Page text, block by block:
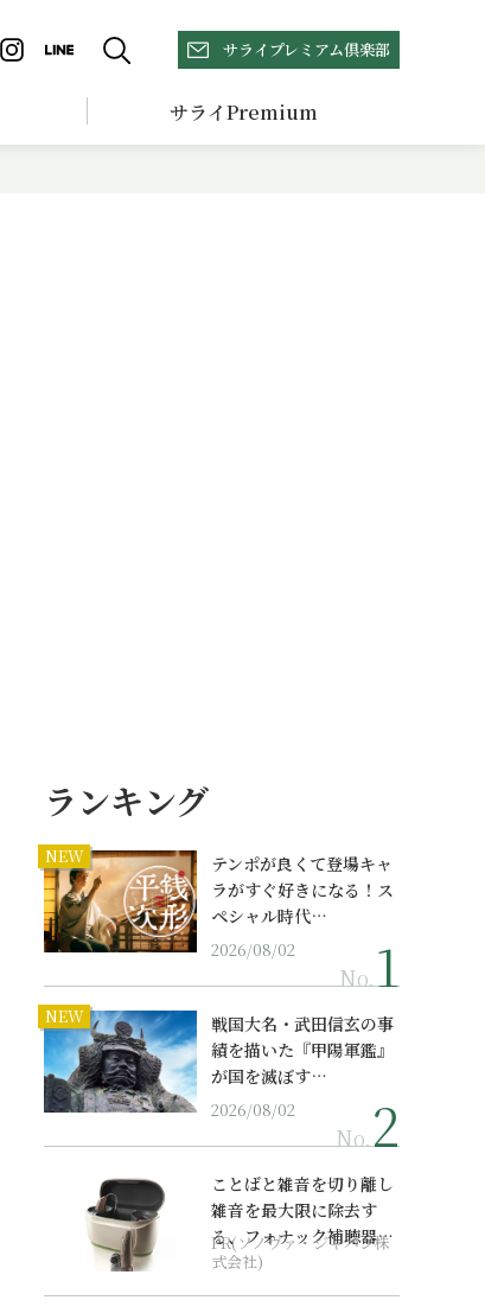
サライプレミアム倶楽部
サライPremium
ランキング
NEW
テンポが良くて登場キャ
ラがすぐ好きになる！ス
ペシャル時代…
2026/08/02
No.
NEW
戦国大名・武田信玄の事
績を描いた『甲陽軍鑑』
が国を滅ぼす…
2026/08/02
No.
ことばと雑音を切り離し
雑音を最大限に除去す
る、フォナック補聴器の
最上位モデル
PR(ソノヴァ・ジャパン株
式会社)